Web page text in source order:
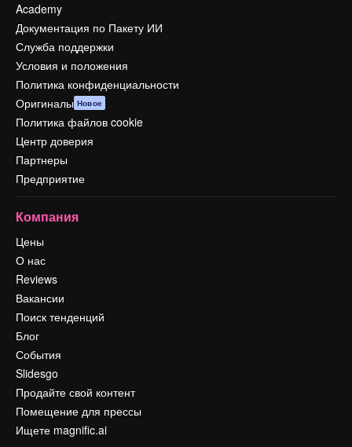
Academy
Документация по Пакету ИИ
Служба поддержки
Условия и положения
Политика конфиденциальности
Оригиналы Новое
Политика файлов cookie
Центр доверия
Партнеры
Предприятие
Компания
Цены
О нас
Reviews
Вакансии
Поиск тенденций
Блог
События
Slidesgo
Продайте свой контент
Помещение для прессы
Ищете magnific.ai